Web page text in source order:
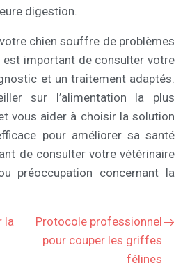
digestion.
chien souffre de problèmes
important de consulter votre
et un traitement adaptés.
sur l’alimentation la plus
vous aider à choisir la solution
pour améliorer sa santé
de consulter votre vétérinaire
préoccupation concernant la
la
Protocole professionnel
pour couper les griffes
félines